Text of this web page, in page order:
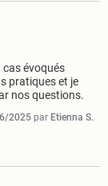
évoqués
pratiques et je
nos questions.
2025 par Etienna S.